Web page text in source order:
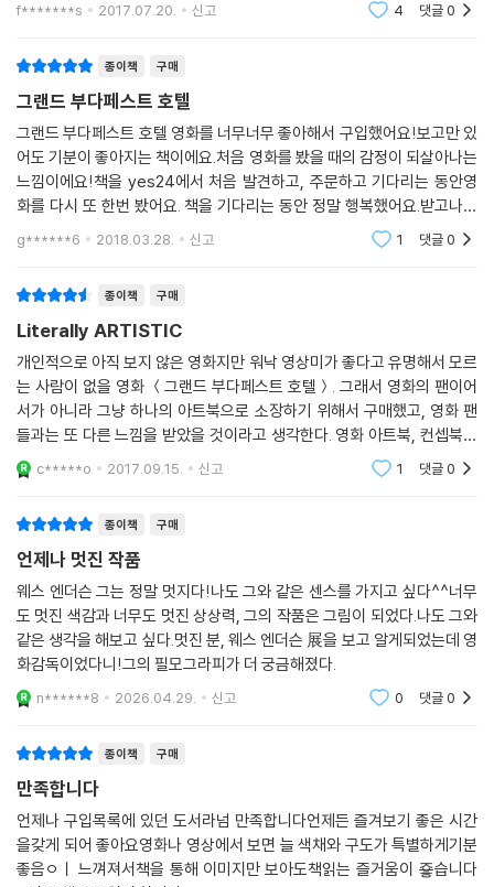
이크의 알프스 별장이고 오스트리아고 유럽이고 모든 것이다. 그리고 사라
---「어제의 세계들 by 알리 아리칸」중에서
몇백 달러와 앤더슨의 형에게 얻은 16mm 필름을 가지고 첫 영화를 만들
었다. 고작 14분짜리 단편이었지만 이를 본 영화 제작자들이 앤더슨과 윌
슨을 찾아왔고, 결국 장편 영화 『바틀 로켓』이 탄생하였다. 비록 대중적인
성공은 하지 못했지만 이 영화는 그의 번뜩이는 세계관을 보여주기에 충분
했고, 이후 활동의 시작점이 되었다. 거장 마틴 스콜세지 감독은 『바틀 로
켓』를 본 후 웨스 앤더슨의 팬이 되었다고 말하며, 그를 ‘차세대의 마틴 스
콜세지’로 지목했다(그러나 웨스 앤더슨이 가장 좋아하는 영화는 로만 폴
영화 『그랜드 부다페스트 호텔』은 세계 대전이 한창인 1927년, 전쟁 분위
기와 동떨어진 화려한 공간인 그랜드 부다페스트 호텔을 배경으로, 로비
보이 제로와 그의 멘토 구스타브가 주축이 되어 구스타브의 연인이자 대부
호인 마담 D(틸다 스윈튼)의 죽음의 비밀을 파헤쳐 억울한 누명에서 벗어
나고, 상속받은 명화를 지키는 것이 전체의 줄거리다. 줄거리만 보면 진부
이 간섭한 영상은 진부할 수도 허술할 수도 없다. 현실과 거리를 두어 자신
만의 이상향을 건설하고자 하는 웨스 앤더슨 세계의 테마를 계속 유지하면
서, 중복적인 이야기 구조(『그랜드 부다페스트 호텔』은 ‘이야기 안의 이야
기 안의 이야기 안’이라는 3중 구조를 가지고 있다), 동화 같은 색감과 대
칭의 아름다움이 부각되는 영상, 정교하게 그린 인형 집 같은 배경과 독특
하고 기발한 의상들, 길거리에 버려진 리본 조각조차 갖고 싶게 만드는 소
품들에 이르기까지 그의 특징이 유감없이 발휘된다. 특히 『그랜드 부다페
스트 호텔』은 그의 특유의 미학이 가장 극대화된 작품이라는 평을 받는다.
웨스 앤더슨의 작품 세계를 가장 깊게 이해하는 평론가로 알려진 매트 졸
러 세이츠는 이 점에 주목하여 한 편의 영화를 고스란히 책으로 옮겨 담는
작업을 하였고, 그 결과 완벽한 아트북 『그랜드 부다페스트 호텔』이 탄생
하게 되었다. 매트 졸러 세이츠는 이미 웨스 앤더슨의 앞선 7편의 영화를
묶어 『웨스 앤더슨 컬렉션』이라는 제목으로 첫 번째 아트북을 작업했다.
f*******s 2017.07.20. 신고 4 댓글0
종이책 구매
그랜드 부다페스트 호텔
그랜드 부다페스트 호텔 영화를 너무너무 좋아해서 구입했어요!보고만 있
어도 기분이 좋아지는 책이에요.처음 영화를 봤을 때의 감정이 되살아나는
느낌이에요!책을 yes24에서 처음 발견하고, 주문하고 기다리는 동안영
화를 다시 또 한번 봤어요. 책을 기다리는 동안 정말 행복했어요.받고나서
는 더 행복했어요!풀컬러에 양장커버, 종이재질도 아주 좋아서 소장하기
도 좋아요. 강추합니다
g******6 2018.03.28. 신고 1 댓글0
종이책 구매
Literally ARTISTIC
개인적으로 아직 보지 않은 영화지만 워낙 영상미가 좋다고 유명해서 모르
는 사람이 없을 영화 ＜그랜드 부다페스트 호텔＞. 그래서 영화의 팬이어
서가 아니라 그냥 하나의 아트북으로 소장하기 위해서 구매했고, 영화 팬
들과는 또 다른 느낌을 받았을 것이라고 생각한다. 영화 아트북, 컨셉북이
라는 느낌도 있지만 어른을 위한 팝업북, 동화책이라는 느낌도 받을 수 있
었다. 내용을 꼼꼼
c*****o 2017.09.15. 신고 1 댓글0
종이책 구매
언제나 멋진 작품
웨스 엔더슨 그는 정말 멋지다!나도 그와 같은 센스를 가지고 싶다^^너무
도 멋진 색감과 너무도 멋진 상상력, 그의 작품은 그림이 되었다.나도 그와
같은 생각을 해보고 싶다.멋진 분, 웨스 엔더슨 展을 보고 알게되었는데 영
화감독이었다니!그의 필모그라피가 더 궁금해졌다.
n******8 2026.04.29. 신고 0 댓글0
종이책 구매
만족합니다
언제나 구입목록에 있던 도서라넘 만족합니다언제든 즐겨보기 좋은 시간
을갖게 되어 좋아요영화나 영상에서 보면 늘 색채와 구도가 특별하게기분
좋음ㅇㅣ 느껴져서책을 통해 이미지만 보아도책읽는 즐거움이 죻습니다